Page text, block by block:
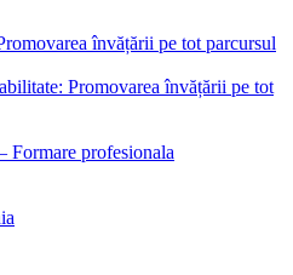
învățării pe tot parcursul
Promovarea învățării pe tot
Formare profesionala